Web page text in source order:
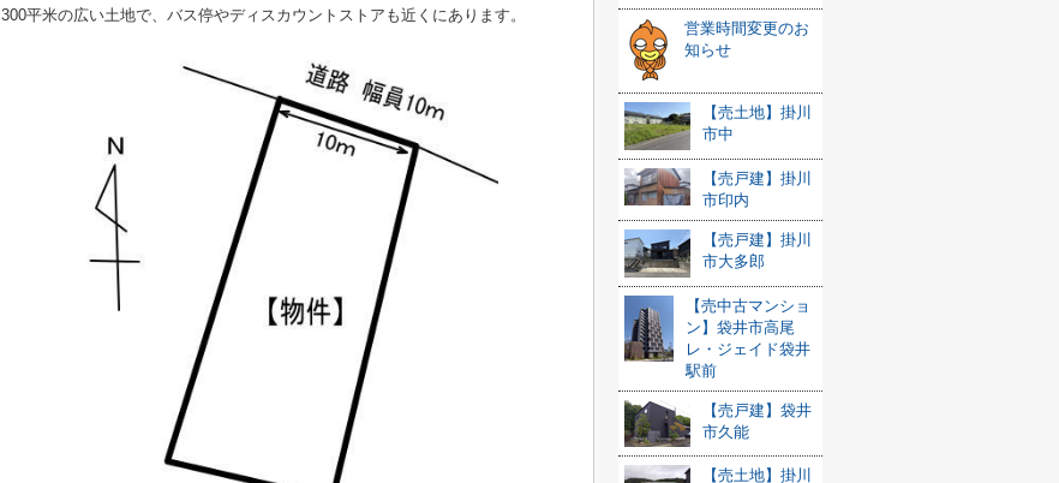
300平米の広い土地で、バス停やディスカウントストアも近くにあります。
営業時間変更のお
知らせ
【売土地】掛川
市中
【売戸建】掛川
市印内
【売戸建】掛川
市大多郎
【売中古マンショ
ン】袋井市高尾
レ・ジェイド袋井
駅前
【売戸建】袋井
市久能
【売土地】掛川